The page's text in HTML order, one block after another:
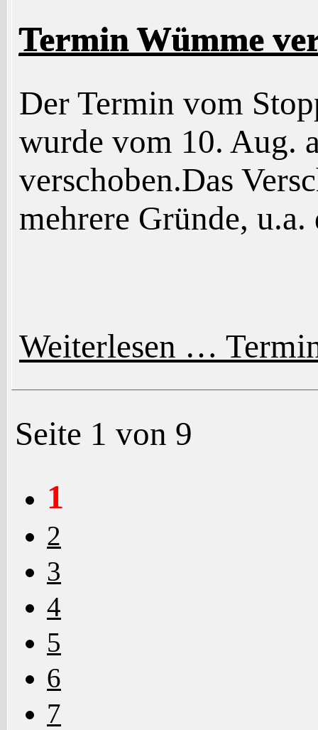
Termin Wümme
Der Termin vom
wurde vom 10. Aug.
verschoben.Das
mehrere Gründe, u.a.
Weiterlesen …
Seite 1 von 9
1
2
3
4
5
6
7